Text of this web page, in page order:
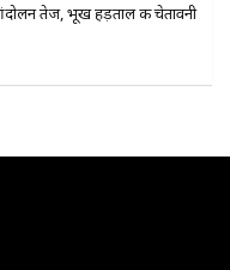
तेज, भूख हड़ताल की चेतावनी